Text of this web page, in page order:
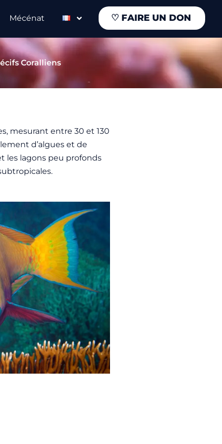
Mécénat ♡ FAIRE UN DON
Coralliens
mesurant entre 30 et 130
d’algues et de
les lagons peu profonds